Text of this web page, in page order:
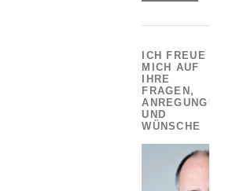
ICH FREUE
MICH AUF
IHRE
FRAGEN,
ANREGUNGEN
UND
WÜNSCHE